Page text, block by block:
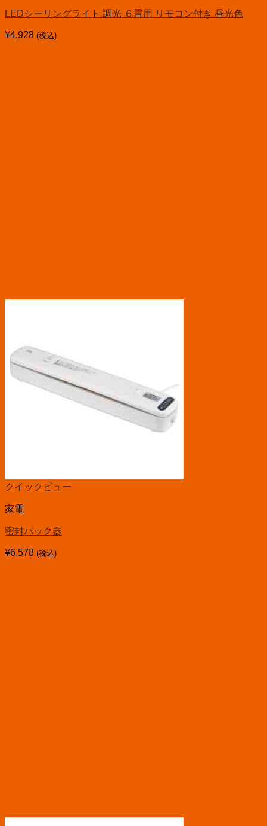
LEDシーリングライト 調光 ６畳用 リモコン付き 昼光色
¥4,928 (税込)
クイックビュー
家電
密封パック器
¥6,578 (税込)